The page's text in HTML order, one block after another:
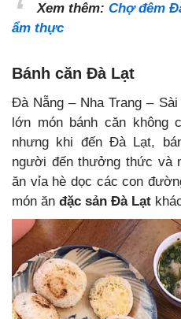
Xem thêm: Chợ đêm
ẩm thực
Bánh căn Đà Lạt
Đà Nẵng – Nha Trang –
lớn món bánh căn
nhưng khi đến Đà Lạt,
người đến thưởng thức và
ăn vỉa hè dọc các con
món ăn đặc sản Đà Lạt